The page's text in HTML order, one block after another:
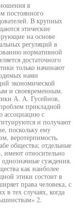
в
постоянного
В крупных
этические
на основе
регуляций в
нормативной
достаточного
только начинают
нами
экономической
и своевременным.
А. А. Гусейнов,
прикладной
ассоциацию с
и получают
поскольку ему
веротерпимость.
общества; отдельные
относительно
суждения.
как наиболее
этики состоит в
права человека, с
в тех случаях, когда
2.